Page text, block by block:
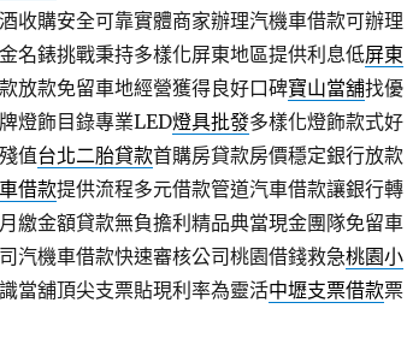
收購安全可靠實體商家辦理汽機車借款可辦理
名錶挑戰秉持多樣化屏東地區提供利息低屏東
放款免留車地經營獲得良好口碑寶山當舖找優
燈飾目錄專業LED燈具批發多樣化燈飾款式好
值台北二胎貸款首購房貸款房價穩定銀行放款
借款提供流程多元借款管道汽車借款讓銀行轉
繳金額貸款無負擔利精品典當現金團隊免留車
汽機車借款快速審核公司桃園借錢救急桃園小
當舖頂尖支票貼現利率為靈活中壢支票借款票